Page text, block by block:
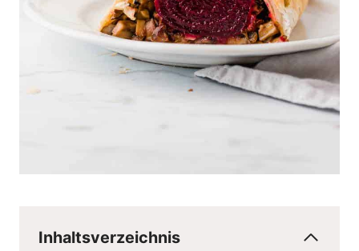
Inhaltsverzeichnis